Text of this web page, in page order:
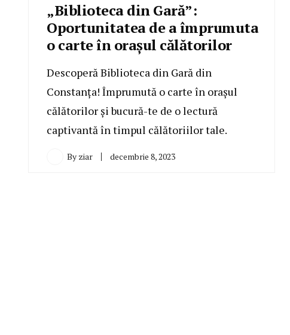
„Biblioteca din Gară”:
Oportunitatea de a împrumuta
o carte în orașul călătorilor
Descoperă Biblioteca din Gară din
Constanța! Împrumută o carte în orașul
călătorilor și bucură-te de o lectură
captivantă în timpul călătoriilor tale.
By ziar decembrie 8, 2023